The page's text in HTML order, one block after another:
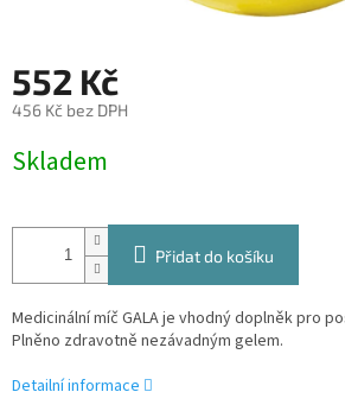
552 Kč
456 Kč bez DPH
cena:
Skladem
Přidat do košíku
Medicinální míč GALA je vhodný doplněk pro
Plněno zdravotně nezávadným gelem.
Detailní informace